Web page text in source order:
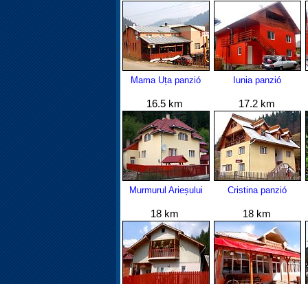
Mama Uța panzió Iunia panzió
16.5 km
Murmurul Arieșului
17.2 km
Cristina panzió
18 km 18 km